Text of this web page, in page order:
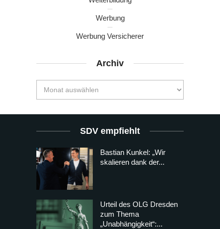
Werbung
Werbung Versicherer
Archiv
SDV empfiehlt
Bastian Kunkel: „Wir
skalieren dank der...
Urteil des OLG Dresden
zum Thema
„Unabhängigkeit“:...